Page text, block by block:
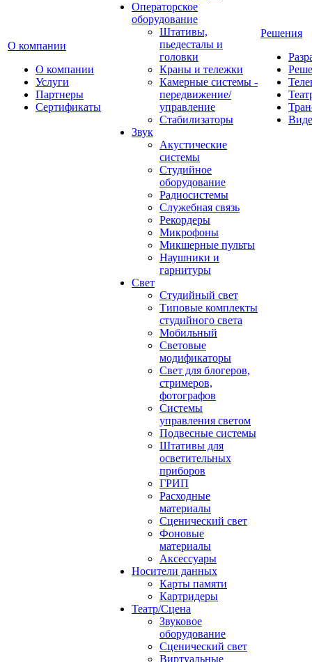
О компании
О компании
Услуги
Партнеры
Сертификаты
Операторское
оборудование
Штативы,
пьедесталы и
головки
Краны и тележки
Камерные системы -
передвижение/
управление
Стабилизаторы
Звук
Акустические
системы
Студийное
оборудование
Радиосистемы
Служебная связь
Рекордеры
Микрофоны
Микшерные пульты
Наушники и
гарнитуры
Свет
Студийный свет
Типовые комплекты
студийного света
Мобильный
Световые
модификаторы
Свет для блогеров,
стримеров,
фотографов
Системы
управления светом
Подвесные системы
Штативы для
осветительных
приборов
ГРИП
Расходные
материалы
Сценический свет
Фоновые
материалы
Аксессуары
Носители данных
Карты памяти
Картридеры
Театр/Сцена
Звуковое
оборудование
Сценический свет
Виртуальные
Решения